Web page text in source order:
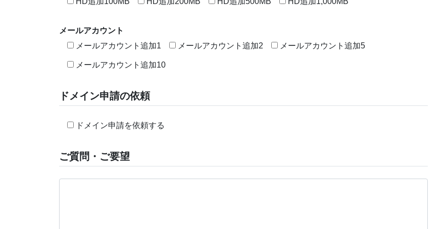
メールアカウント
メールアカウント追加1
メールアカウント追加2 メールアカウント追加5
メールアカウント追加10
ドメイン申請の依頼
ドメイン申請を依頼する
ご質問・ご要望